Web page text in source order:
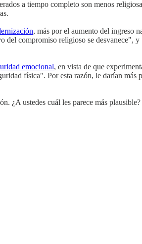
a tiempo completo son menos
, más por el aumento del ingreso
compromiso religioso se desvanece",
emocional, en vista de que
física". Por esta razón, le darían
¿A ustedes cuál les parece más plausible?